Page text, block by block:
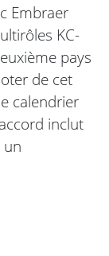
Embraer
KC-
pays
de cet
calendrier
inclut
un